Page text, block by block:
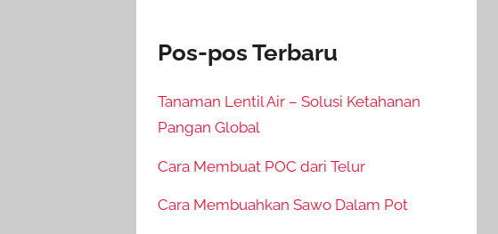
Pos-pos Terbaru
Tanaman Lentil Air – Solusi Ketahanan
Pangan Global
Cara Membuat POC dari Telur
Cara Membuahkan Sawo Dalam Pot